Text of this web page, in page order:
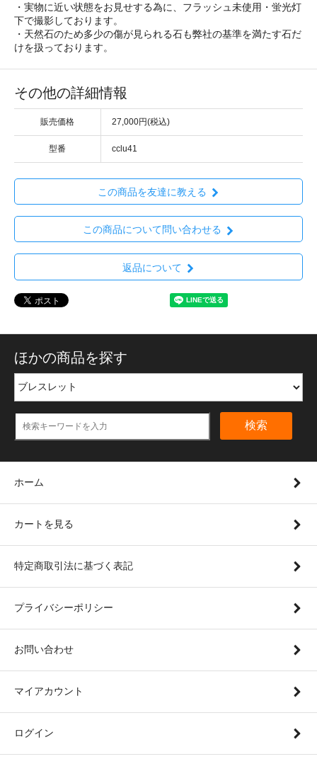
・実物に近い状態をお見せする為に、フラッシュ未使用・蛍光灯
下で撮影しております。
・天然石のため多少の傷が見られる石も弊社の基準を満たす石だ
けを扱っております。
その他の詳細情報
販売価格 27,000円(税込)
型番 cclu41
この商品を友達に教える
この商品について問い合わせる
返品について
ほかの商品を探す
検索
ホーム
カートを見る
特定商取引法に基づく表記
プライバシーポリシー
お問い合わせ
マイアカウント
ログイン